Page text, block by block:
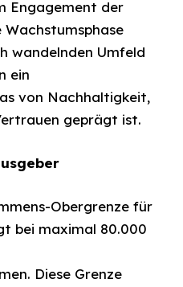
Engagement der
Wachstumsphase
wandelnden Umfeld
ein
von Nachhaltigkeit,
geprägt ist.
Obergrenze für
bei maximal 80.000
Diese Grenze